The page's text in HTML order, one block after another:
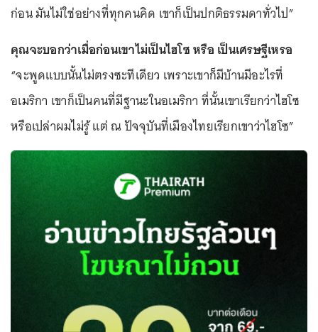
ก่อน มันไม่ใช่อย่างที่ทุกคนคิด เขาก็เป็นปกติธรรมดาทั่วไป”
คุณจะบอกว่าเมื่อก่อนเขาไม่เป็นไฮโซ หรือ เป็นเศรษฐีเหรอ
“จะพูดแบบนั้นไม่ตรงซะทีเดียว เพราะเขาก็มีบ้านมีอะไรที่
อเมริกา เขาก็เป็นคนที่มีฐานะในอเมริกา ที่นั้นเขาเรียกว่าไฮโซ
หรือเปล่าผมไม่รู้ แต่ ณ ปัจจุบันที่เมืองไทยเรียกเขาว่าไฮโซ”